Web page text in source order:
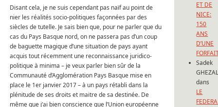
Disant cela, je ne suis cependant pas naïf au point de
nier les réalités socio-politiques façonnées par des
siècles de tutelle. Je sais bien que, pour ne parler que du
cas du Pays Basque nord, on ne passera pas d’un coup
de baguette magique d’une situation de pays ayant
acquis tout récemment une reconnaissance juridico-
politique à minima – je veux parler bien sûr de la
Communauté d’Agglomération Pays Basque mise en
place le 1er janvier 2017 – à un pays rétabli dans la
plénitude de ses droits et maitre de sa destinée. De
même que j’ai bien conscience que l’Union européenne
ET DE
NICE:
150
ANS
D’UNE
Sadek
dans
LE